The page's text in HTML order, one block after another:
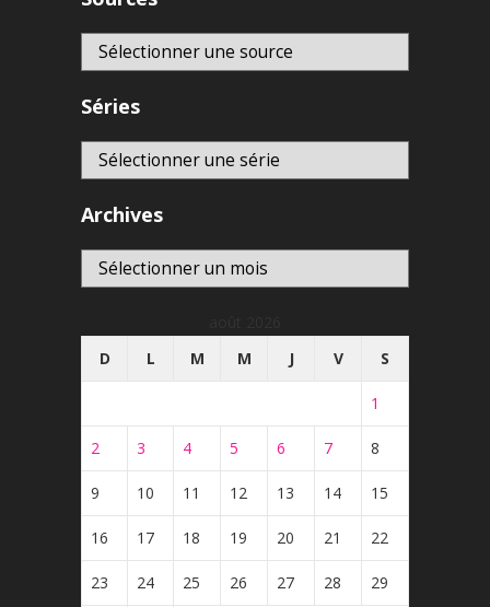
Séries
Archives
Archives
D
L M M J V S
1
2 3 4 5 6 7 8
9 10 11 12 13 14 15
16 17 18 19 20 21 22
23 24 25 26 27 28 29